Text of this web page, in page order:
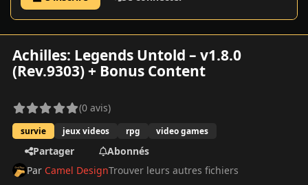
Achilles: Legends Untold – v1.8.0
(Rev.9303) + Bonus Content
(0 avis)
survie jeux videos rpg video games
Partager
Abonnés
Par Camel DesignTrouver leurs autres fichiers